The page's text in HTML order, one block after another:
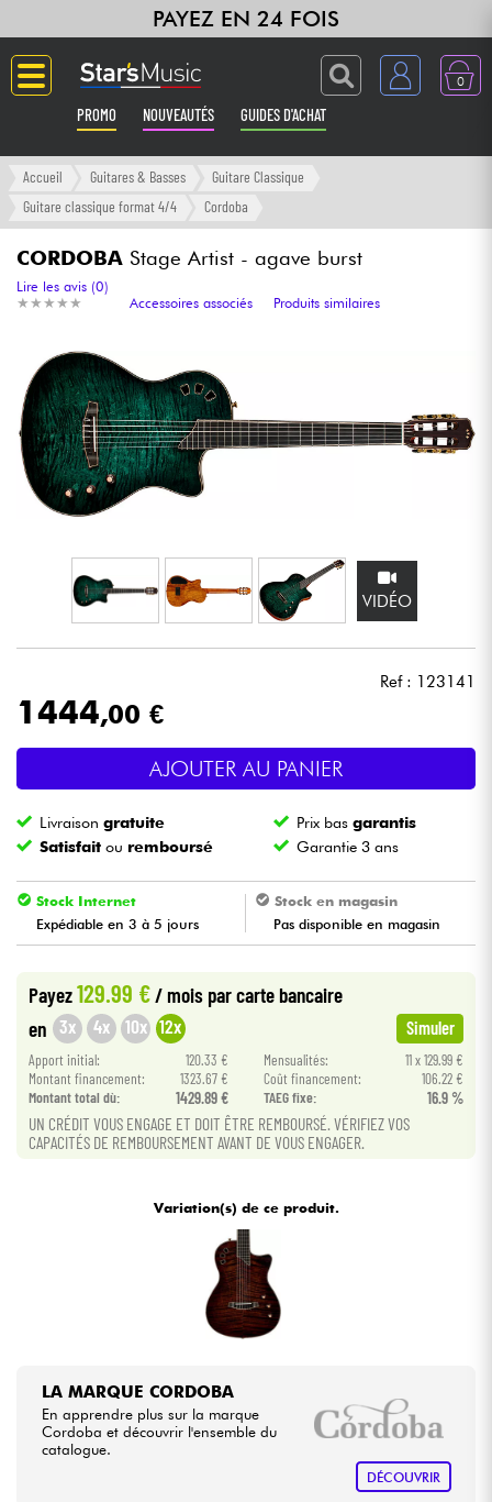
PAYEZ EN 24 FOIS
0
PROMO NOUVEAUTÉS GUIDES D'ACHAT
Langue
Amplis & Effets
Synthés & Sampleurs
Home Studio
Casques
Micros & HF
Eclairage
Violons & Quatuor
Eveil Musical
Câbles & Access.
HiFi
Packs
Voir nos marques
Accueil Guitares & Basses
Guitare Classique
Guitare classique format 4/4
Cordoba
CORDOBA Stage Artist - agave burst
★ ★ ★ ★ ★
★ ★ ★ ★ ★
Lire les avis (0)
Accessoires associés
Produits similaires
VIDÉO
Ref : 123141
1444,00 €
AJOUTER AU PANIER
Livraisongratuite Prix basgarantis
Satisfait ou remboursé Garantie 3 ans
Stock Internet
Expédiable en 3 à 5 jours
Stock en magasin
Pas disponible en magasin
Payez129.99 €/ mois par carte bancaire
en 3x 4x 10x 12x Simuler
Apport initial: 120.33 € Mensualités:
11 x 129.99 €
Montant financement:
1323.67 € Coût financement:
106.22 €
Montant total dù:
1429.89 € TAEG fixe: 16.9 %
UN CRÉDIT VOUS ENGAGE ET DOIT ÊTRE REMBOURSÉ. VÉRIFIEZ VOS
CAPACITÉS DE REMBOURSEMENT AVANT DE VOUS ENGAGER.
Variation(s) de ce produit.
LA MARQUE CORDOBA
En apprendre plus sur la marque
Cordoba et découvrir l'ensemble du
catalogue.
DÉCOUVRIR